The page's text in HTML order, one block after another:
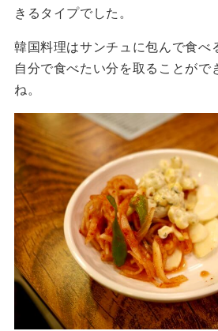
きるタイプでした。
韓国料理はサンチュに包んで食べ
自分で食べたい分を取ることがで
ね。